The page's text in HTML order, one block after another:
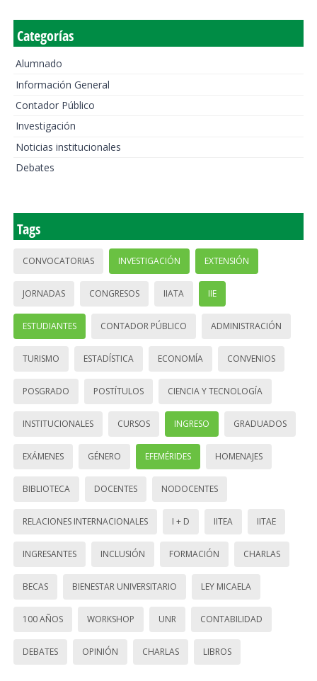
Categorías
Alumnado
Información General
Contador Público
Investigación
Noticias institucionales
Debates
Tags
CONVOCATORIAS INVESTIGACIÓN EXTENSIÓN
JORNADAS CONGRESOS IIATA IIE
ESTUDIANTES CONTADOR PÚBLICO ADMINISTRACIÓN
TURISMO ESTADÍSTICA ECONOMÍA CONVENIOS
POSGRADO POSTÍTULOS CIENCIA Y TECNOLOGÍA
INSTITUCIONALES CURSOS INGRESO GRADUADOS
EXÁMENES GÉNERO EFEMÉRIDES HOMENAJES
BIBLIOTECA DOCENTES NODOCENTES
RELACIONES INTERNACIONALES I + D IITEA IITAE
INGRESANTES INCLUSIÓN FORMACIÓN CHARLAS
BECAS BIENESTAR UNIVERSITARIO LEY MICAELA
100 AÑOS WORKSHOP UNR CONTABILIDAD
DEBATES OPINIÓN CHARLAS LIBROS